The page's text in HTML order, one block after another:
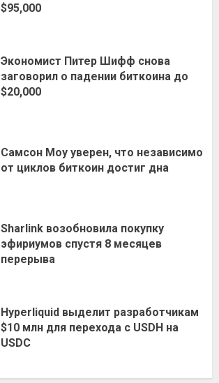
$95,000
Экономист Питер Шифф снова
заговорил о падении биткоина до
$20,000
Самсон Моу уверен, что независимо
от циклов биткоин достиг дна
Sharlink возобновила покупку
эфириумов спустя 8 месяцев
перерыва
Hyperliquid выделит разработчикам
$10 млн для перехода с USDH на
USDC